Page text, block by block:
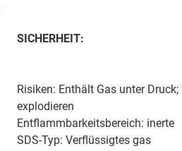
SICHERHEIT:
Risiken: Enthält Gas unter
explodieren
Entflammbarkeitsbereich: inerte
SDS-Typ: Verflüssigtes gas